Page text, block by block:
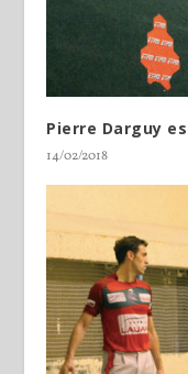
Pierre Darguy
14/02/2018